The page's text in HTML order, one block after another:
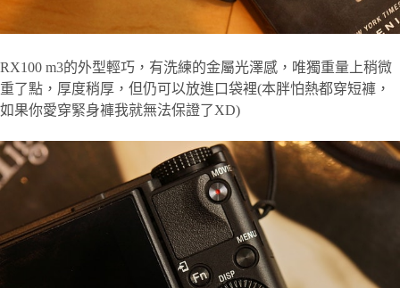
RX100 m3的外型輕巧，有洗練的金屬光澤感，唯獨重量上稍微
重了點，厚度稍厚，但仍可以放進口袋裡(本胖怕熱都穿短褲，
如果你愛穿緊身褲我就無法保證了XD)